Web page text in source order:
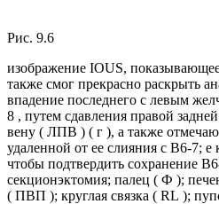
Рис. 9.6
изображение IOUS,
также смог прекрасно раскрыть
впадение последнего с левым
8 , путем сдавления правой
вену ( ЛПВ ) ( г ), а также
удаленной от ее слияния с В6-7; е
чтобы подтвердить сохранение
секционэктомия; палец ( Ф );
( ПВП ); круглая связка ( RL );